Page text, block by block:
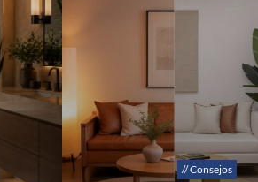
// Consejos